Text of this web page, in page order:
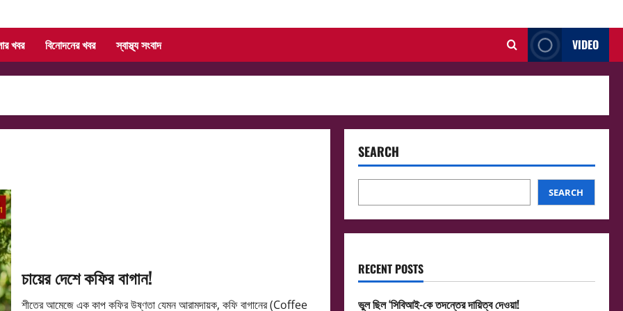
খবর বিনোদনের খবর স্বাস্থ্য সংবাদ VIDEO
চায়ের দেশে কফির বাগান!
শীতের আমেজে এক কাপ কফির উষ্ণতা যেমন আরামদায়ক, কফি বাগানের (Coffee
SEARCH
SEARCH
RECENT POSTS
ভুল ছিল ‘সিবিআই-কে তদন্তের দায়িত্ব দেওয়া!